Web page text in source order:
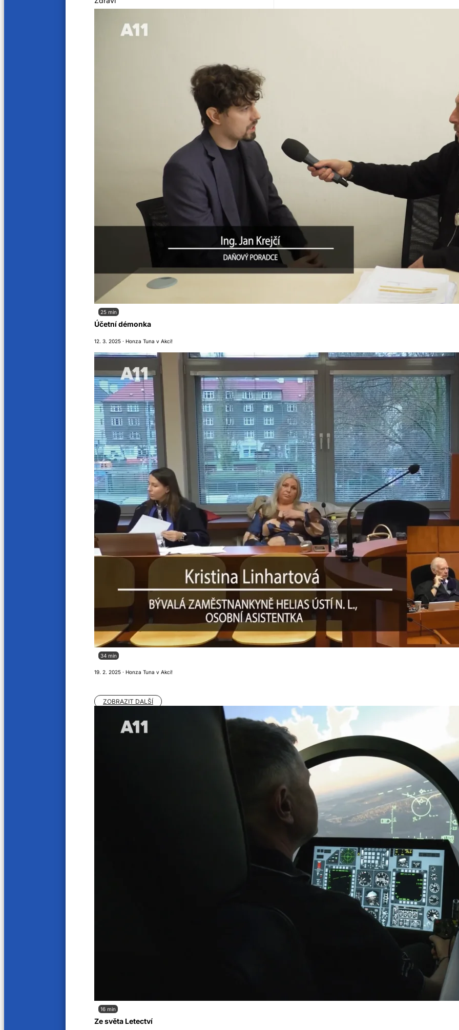
25 min
Účetní démonka
12. 3. 2025 · Honza Tuna v Akci!
34 min
19. 2. 2025 · Honza Tuna v Akci!
ZOBRAZIT DALŠÍ
16 min
Ze světa Letectví
Sledujte nás na
A11 © 2025. Všechna práva vyhrazena.
Provozovatelem audiovizuální služby na vyžádání, webových stránek tv.a11.cz, je společnost A 11 s.r.o. se sídlem Plzeňská 1348/95, 150 00 Praha 5.
Provozovatelem televizního vysílání je společnost Regionální televize s.r.o. se sídlem Vinohradská 1597/174, Vinohrady, 13000 Praha 3. Její činnost se řídí právním řádem České
Orgánem dozoru nad provozováním televizního vysílání je Rada pro rozhlasové a televizní vysílání.